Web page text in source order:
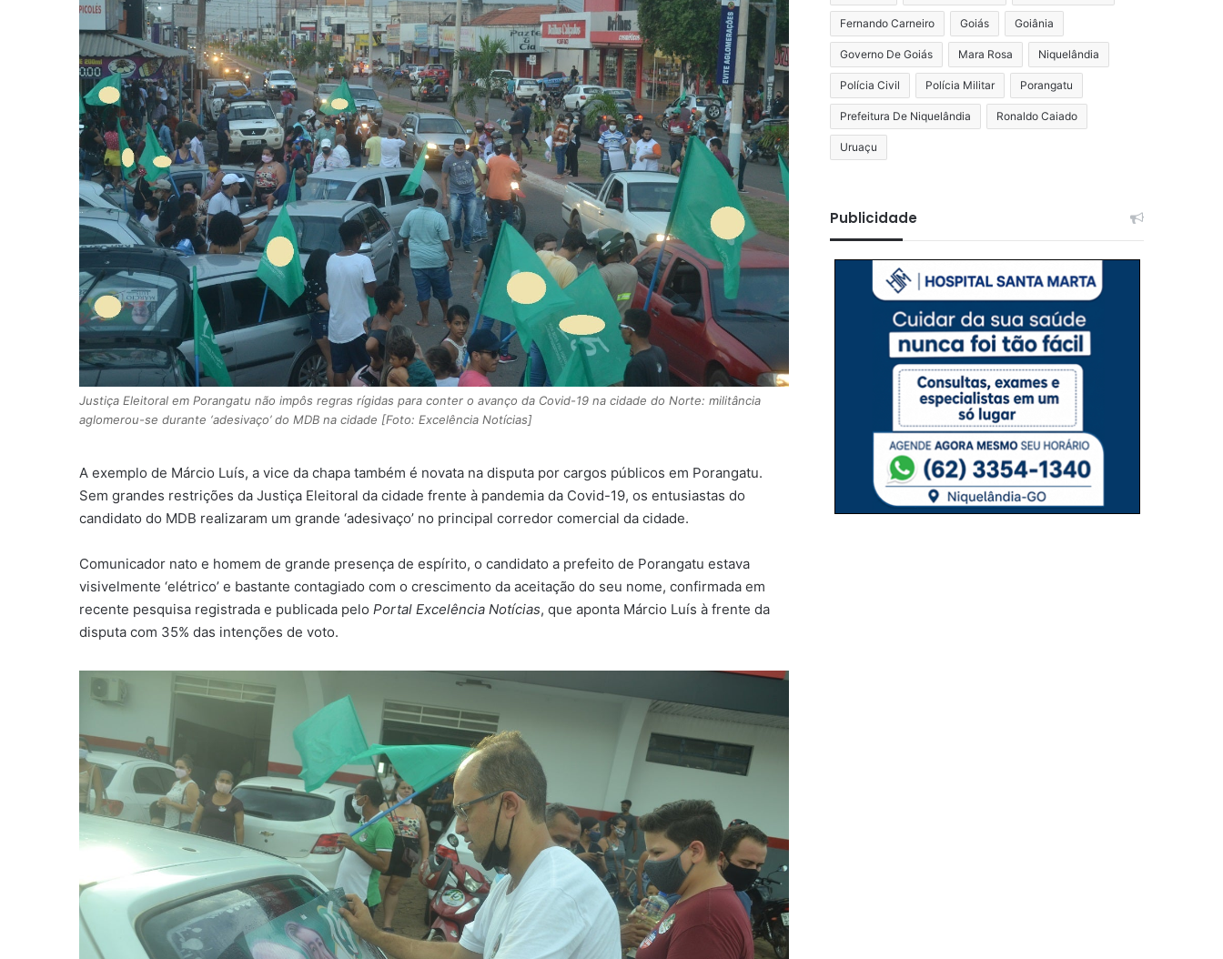
Justiça Eleitoral em Porangatu não impôs regras rígidas para conter o avanço da Covid-19 na cidade do Norte: militância
aglomerou-se durante ‘adesivaço’ do MDB na cidade [Foto: Excelência Notícias]
A exemplo de Márcio Luís, a vice da chapa também é novata na disputa por cargos públicos em Porangatu.
Sem grandes restrições da Justiça Eleitoral da cidade frente à pandemia da Covid-19, os entusiastas do
candidato do MDB realizaram um grande ‘adesivaço’ no principal corredor comercial da cidade.
Comunicador nato e homem de grande presença de espírito, o candidato a prefeito de Porangatu estava
visivelmente ‘elétrico’ e bastante contagiado com o crescimento da aceitação do seu nome, confirmada em
recente pesquisa registrada e publicada pelo Portal Excelência Notícias, que aponta Márcio Luís à frente da
disputa com 35% das intenções de voto.
Fernando Carneiro Goiás Goiânia
Governo De Goiás Mara Rosa Niquelândia
Polícia Civil Polícia Militar Porangatu
Prefeitura De Niquelândia Ronaldo Caiado
Uruaçu
Publicidade